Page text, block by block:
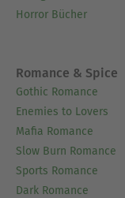
Horror Bücher
Romance & Spice
Gothic Romance
Enemies to Lovers
Mafia Romance
Slow Burn Romance
Sports Romance
Dark Romance